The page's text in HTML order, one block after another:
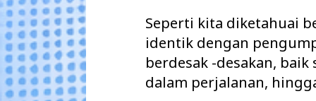
Seperti kita diketahuai
identik dengan
berdesak -desakan,
dalam perjalanan,